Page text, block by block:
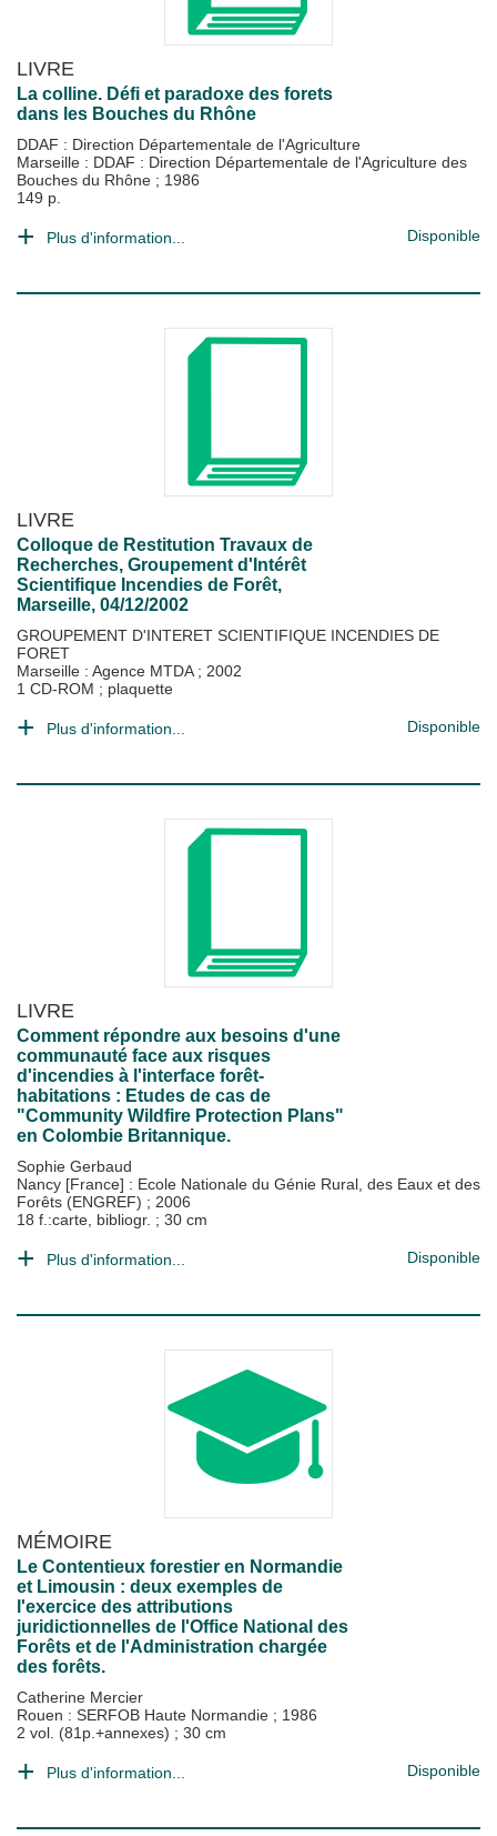
LIVRE
La colline. Défi et paradoxe des forets
dans les Bouches du Rhône
DDAF : Direction Départementale de l'Agriculture
Marseille : DDAF : Direction Départementale de l'Agriculture des
Bouches du Rhône ; 1986
149 p.
Plus d'information... Disponible
LIVRE
Colloque de Restitution Travaux de
Recherches, Groupement d'Intérêt
Scientifique Incendies de Forêt,
Marseille, 04/12/2002
GROUPEMENT D'INTERET SCIENTIFIQUE INCENDIES DE
FORET
Marseille : Agence MTDA ; 2002
1 CD-ROM ; plaquette
Plus d'information... Disponible
LIVRE
Comment répondre aux besoins d'une
communauté face aux risques
d'incendies à l'interface forêt-
habitations : Etudes de cas de
"Community Wildfire Protection Plans"
en Colombie Britannique.
Sophie Gerbaud
Nancy [France] : Ecole Nationale du Génie Rural, des Eaux et des
Forêts (ENGREF) ; 2006
18 f.:carte, bibliogr. ; 30 cm
Plus d'information... Disponible
MÉMOIRE
Le Contentieux forestier en Normandie
et Limousin : deux exemples de
l'exercice des attributions
juridictionnelles de l'Office National des
Forêts et de l'Administration chargée
des forêts.
Catherine Mercier
Rouen : SERFOB Haute Normandie ; 1986
2 vol. (81p.+annexes) ; 30 cm
Plus d'information... Disponible